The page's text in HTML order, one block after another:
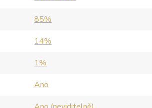
85%
14%
1%
Ano